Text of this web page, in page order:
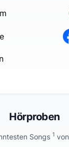
Hörproben
Songs 1 von